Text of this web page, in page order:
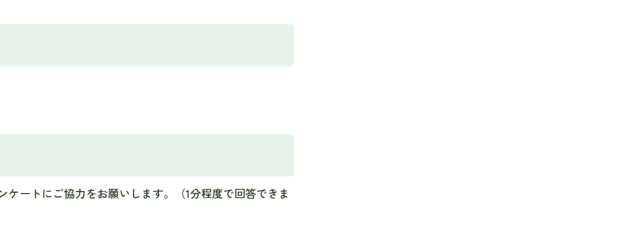
ートにご協力をお願いします。（1分程度で回答できま